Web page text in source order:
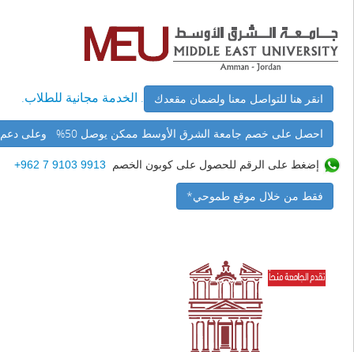
انقر هنا للتواصل معنا ولضمان مقعدك . الخدمة مجانية للطلاب.
احصل على خصم جامعة الشرق الأوسط ممكن يوصل 50% وعلى دعم طالب 5% من إدارة موقع طموحي
إضغط على الرقم للحصول على كوبون الخصم 9913 9103 7 962+
فقط من خلال موقع طموحي*